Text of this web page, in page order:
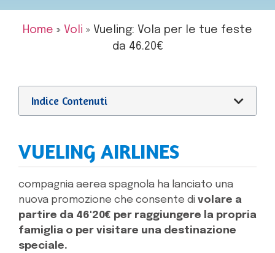
Home » Voli » Vueling: Vola per le tue feste
da 46.20€
Indice Contenuti
VUELING AIRLINES
compagnia aerea spagnola ha lanciato una
nuova promozione che consente di volare a
partire da 46'20€ per raggiungere la propria
famiglia o per visitare una destinazione
speciale.